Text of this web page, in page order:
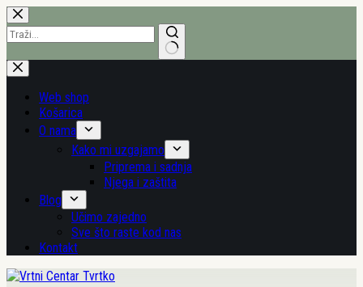
Preskoči
na
sadržaj
Nema
rezultata.
Web shop
Košarica
O nama
Kako mi uzgajamo
Priprema i sadnja
Njega i zaštita
Blog
Učimo zajedno
Sve što raste kod nas
Kontakt